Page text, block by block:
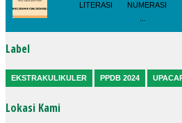
LITERASI
Label
EKSTRAKULIKULER PPDB 2024
Lokasi Kami